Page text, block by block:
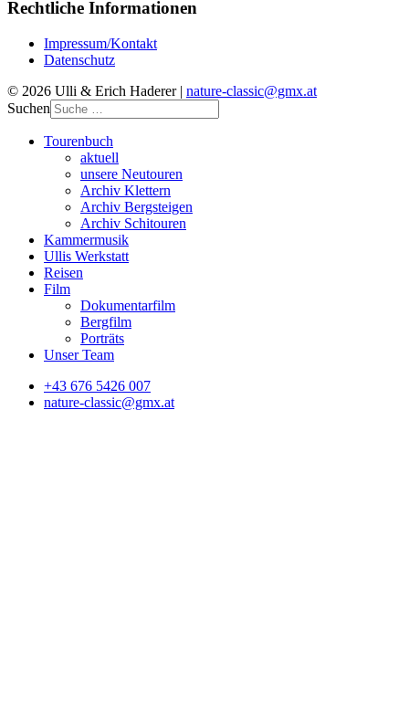
Rechtliche Informationen
Impressum/Kontakt
Datenschutz
© 2026 Ulli & Erich Haderer | nature-classic@gmx.at
Suchen
Tourenbuch
aktuell
unsere Neutouren
Archiv Klettern
Archiv Bergsteigen
Archiv Schitouren
Kammermusik
Ullis Werkstatt
Reisen
Film
Dokumentarfilm
Bergfilm
Porträts
Unser Team
+43 676 5426 007
nature-classic@gmx.at